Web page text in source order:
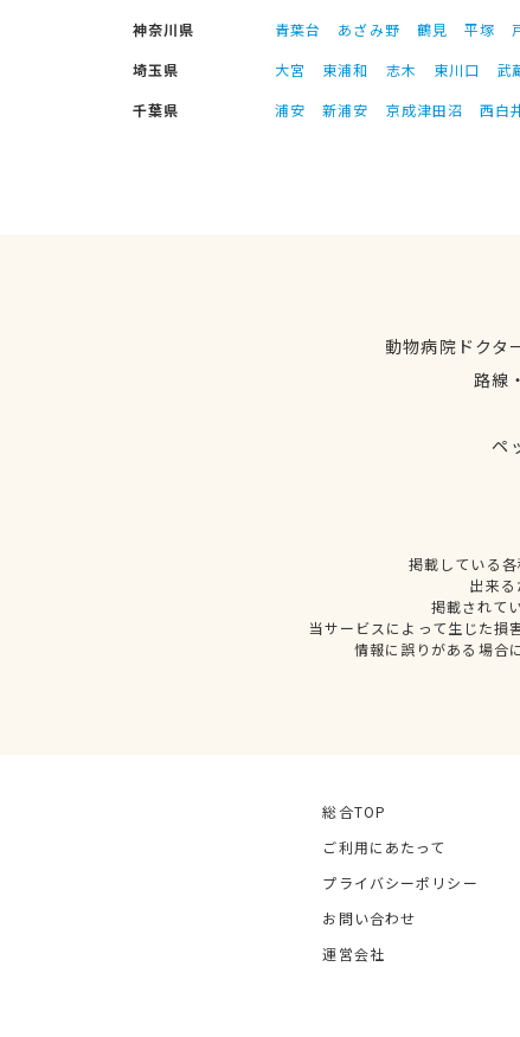
神奈川県
青葉台 あざみ野 鶴見 平塚
埼玉県
大宮 東浦和 志木 東川口 武
千葉県
浦安 新浦安 京成津田沼 西白
動物病院ドクタ
路線
ペ
掲載している
出来
掲載されて
当サービスによって生じた損
情報に誤りがある場合
総合TOP
ご利用にあたって
プライバシーポリシー
お問い合わせ
運営会社